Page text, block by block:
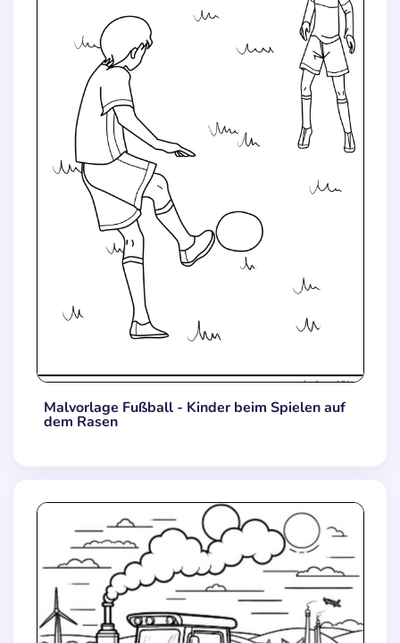
Malvorlage Fußball - Kinder beim Spielen auf
dem Rasen